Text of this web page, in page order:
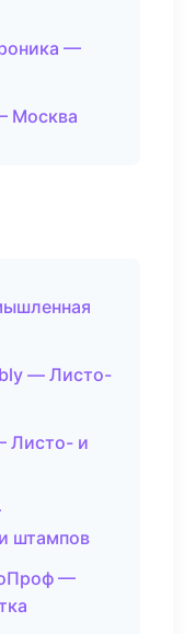
—
Москва
— Листо-
Листо- и
штампов
—